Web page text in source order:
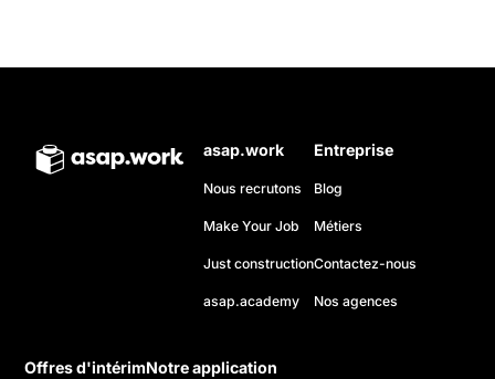
asap.work
Nous recrutons
Make Your Job
Just construction
asap.academy
Entreprise
Blog
Métiers
Contactez-nous
Nos agences
Offres d'intérimNotre application